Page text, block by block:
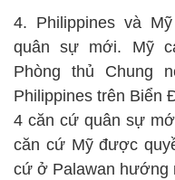
4. Philippines và
quân sự mới. Mỹ
Phòng thủ Chung
Philippines trên Biển
4 căn cứ quân sự
căn cứ Mỹ được
cứ ở Palawan hướng